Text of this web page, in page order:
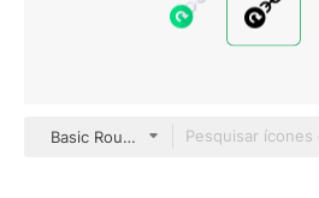
Basic Rounded Filled